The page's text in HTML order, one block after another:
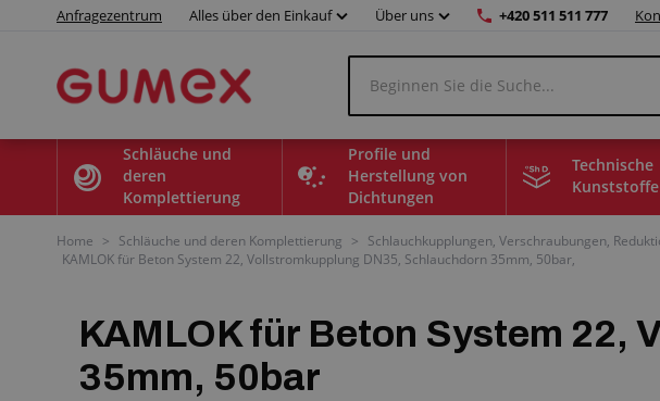
Anfragezentrum Alles über den Einkauf Über uns +420 511 511 777
Schläuche und
deren
Komplettierung
Profile und
Herstellung von
Dichtungen
Technische
Kunststoffe
Home > Schläuche und deren Komplettierung > Schlauchkupplungen, Verschraubungen,
KAMLOK für Beton System 22, Vollstromkupplung DN35, Schlauchdorn 35mm, 50bar,
KAMLOK für Beton System 22,
35mm, 50bar